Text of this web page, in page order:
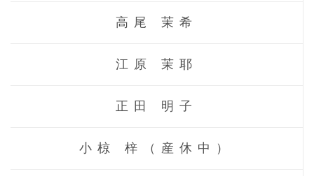
高尾 茉希
江原 茉耶
正田 明子
小椋 梓（産休中）